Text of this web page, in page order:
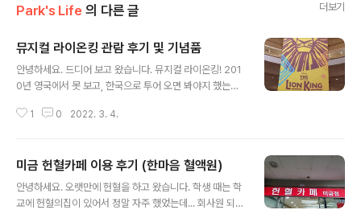
Park's Life 의 다른 글 더보기
뮤지컬 라이온킹 관람 후기 및 기념품
안녕하세요. 드디어 보고 왔습니다. 뮤지컬 라이온킹! 201
0년 영국에서 못 보고, 한국으로 투어 오면 봐야지 했는데
니다. 예술의전당 서울 서초구 남부순환로 2406 http://n
(근데 저는 애니를 처음부터 끝까지 다 보진 않아서... 스포
방지가 됐었죠...) 일단 노래가 정말 좋았구요. 동물을 어떻
게 표현할 까 궁금했는데... 어떤 부분은 웃기게 표현된 것
1 0 2022. 3. 4.
미금 헌혈카페 이용 후기 (한마음 혈액원)
안녕하세요. 오랫만에 헌혈을 하고 왔습니다. 학생 때는 학
교에 헌혈의집이 있어서 정말 자주 했었는데... 회사원 되고